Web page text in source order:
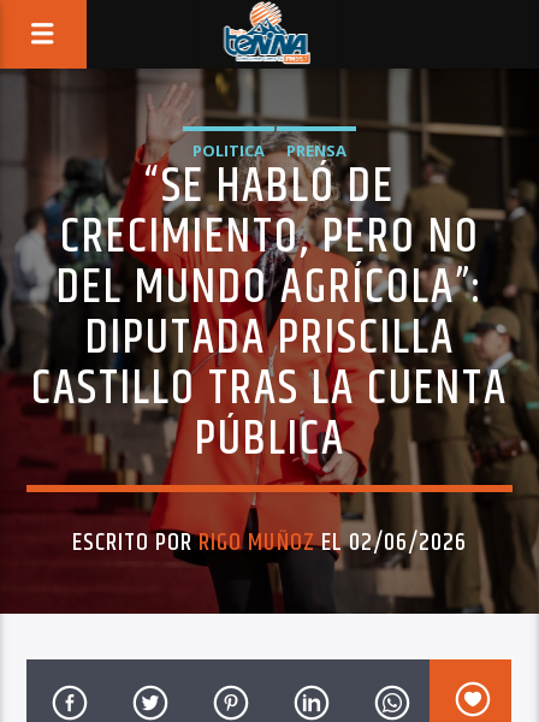
POLITICA PRENSA
“SE HABLÓ DE
CRECIMIENTO, PERO NO
DEL MUNDO AGRÍCOLA”:
DIPUTADA PRISCILLA
CASTILLO TRAS LA CUENTA
PÚBLICA
ESCRITO PORRIGO MUÑOZEL 02/06/2026